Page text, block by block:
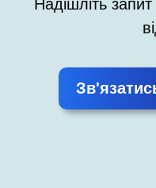
Надішліть